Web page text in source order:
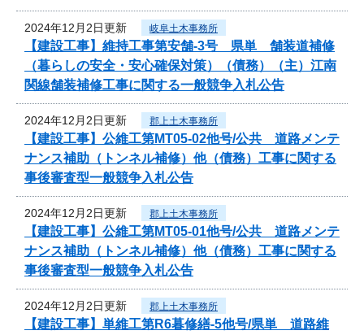
2024年12月2日更新 岐阜土木事務所
【建設工事】維持工事第安舗-3号 県単 舗装道補修
（暮らしの安全・安心確保対策）（債務）（主）江南
関線舗装補修工事に関する一般競争入札公告
2024年12月2日更新 郡上土木事務所
【建設工事】公維工第MT05-02他号/公共 道路メンテ
ナンス補助（トンネル補修）他（債務）工事に関する
事後審査型一般競争入札公告
2024年12月2日更新 郡上土木事務所
【建設工事】公維工第MT05-01他号/公共 道路メンテ
ナンス補助（トンネル補修）他（債務）工事に関する
事後審査型一般競争入札公告
2024年12月2日更新 郡上土木事務所
【建設工事】単維工第R6暮修繕-5他号/県単 道路維